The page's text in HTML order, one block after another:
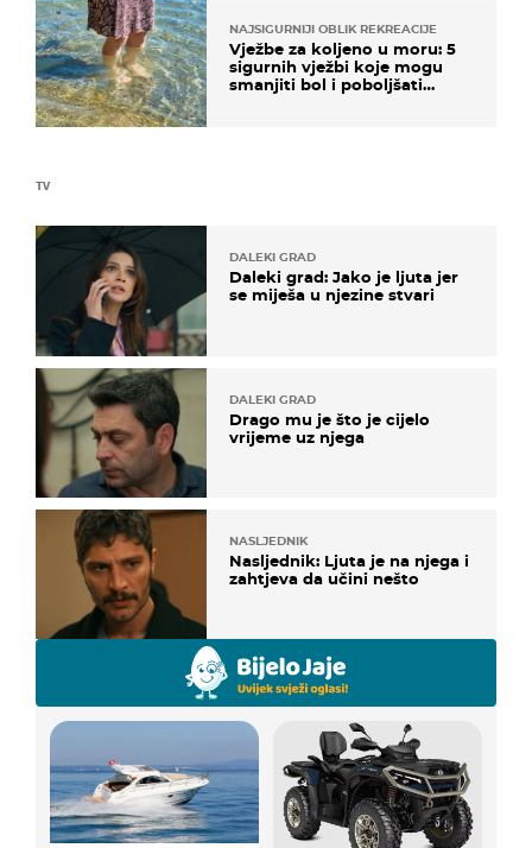
TV
DALEKI GRAD
Daleki grad: Jako je ljuta jer
se miješa u njezine stvari
DALEKI GRAD
Drago mu je što je cijelo
vrijeme uz njega
NASLJEDNIK
Nasljednik: Ljuta je na njega i
zahtjeva da učini nešto
NAJSIGURNIJI OBLIK REKREACIJE
Vježbe za koljeno u moru: 5
sigurnih vježbi koje mogu
smanjiti bol i poboljšati